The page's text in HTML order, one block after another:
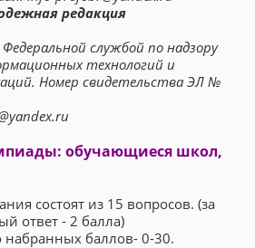
редакция
службой по надзору
технологий и
Номер свидетельства ЭЛ №
обучающиеся школ,
состоят из 15 вопросов. (за
ответ - 2 балла)
набранных баллов- 0-30.